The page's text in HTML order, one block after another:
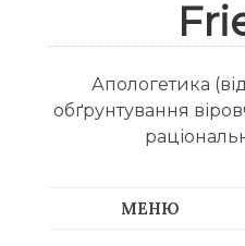
Апологетика
обґрунтування